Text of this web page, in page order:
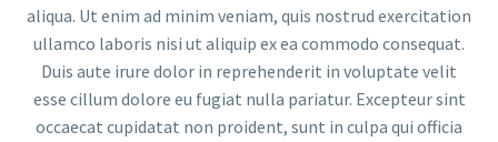
aliqua. Ut enim ad minim veniam, quis nostrud exercitation
ullamco laboris nisi ut aliquip ex ea commodo consequat.
Duis aute irure dolor in reprehenderit in voluptate velit
esse cillum dolore eu fugiat nulla pariatur. Excepteur sint
occaecat cupidatat non proident, sunt in culpa qui officia